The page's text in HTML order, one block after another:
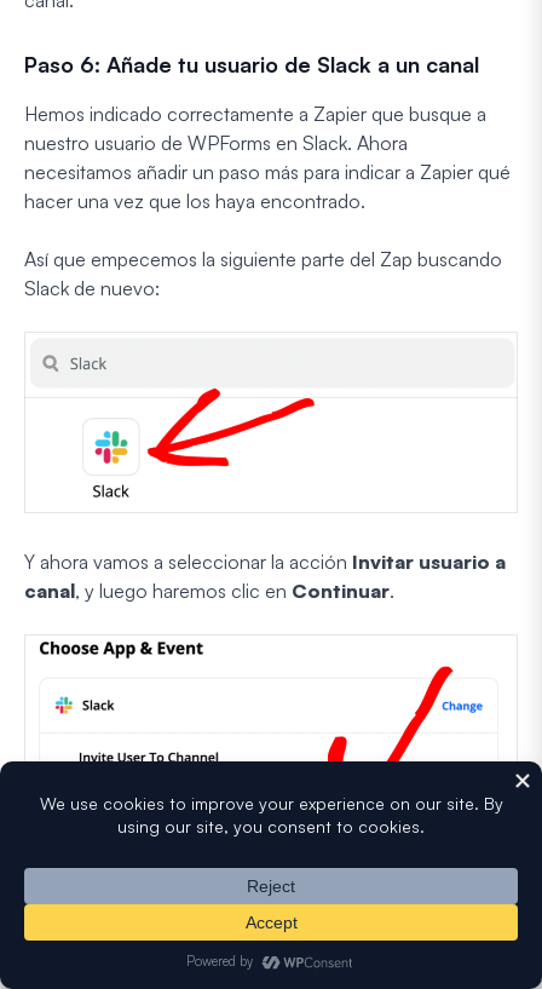
Paso 6: Añade tu usuario de Slack a un canal
Hemos indicado correctamente a Zapier que busque a
nuestro usuario de WPForms en Slack. Ahora
necesitamos añadir un paso más para indicar a Zapier qué
hacer una vez que los haya encontrado.
Así que empecemos la siguiente parte del Zap buscando
Slack de nuevo:
Y ahora vamos a seleccionar la acción Invitar usuario a
canal, y luego haremos clic en Continuar.
Antes de continuar, es posible que desees comprobar el